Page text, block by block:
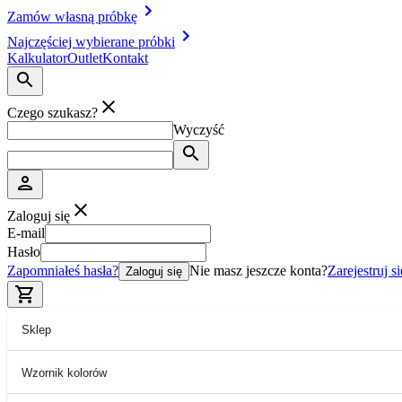
Zamów własną próbkę
Najczęściej wybierane próbki
KalkulatorOutletKontakt
Czego szukasz?
Wyczyść
Zaloguj się
E-mail
Hasło
Zapomniałeś hasła? Zaloguj się Nie masz jeszcze konta?Zarejestruj
Sklep
Wzornik kolorów